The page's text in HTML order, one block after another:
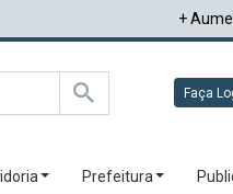
+
Faça
Prefeitura